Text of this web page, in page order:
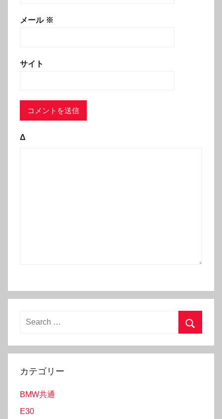
メール ※
サイト
Δ
a
c
o
e
カテゴリー
BMW共通
E30